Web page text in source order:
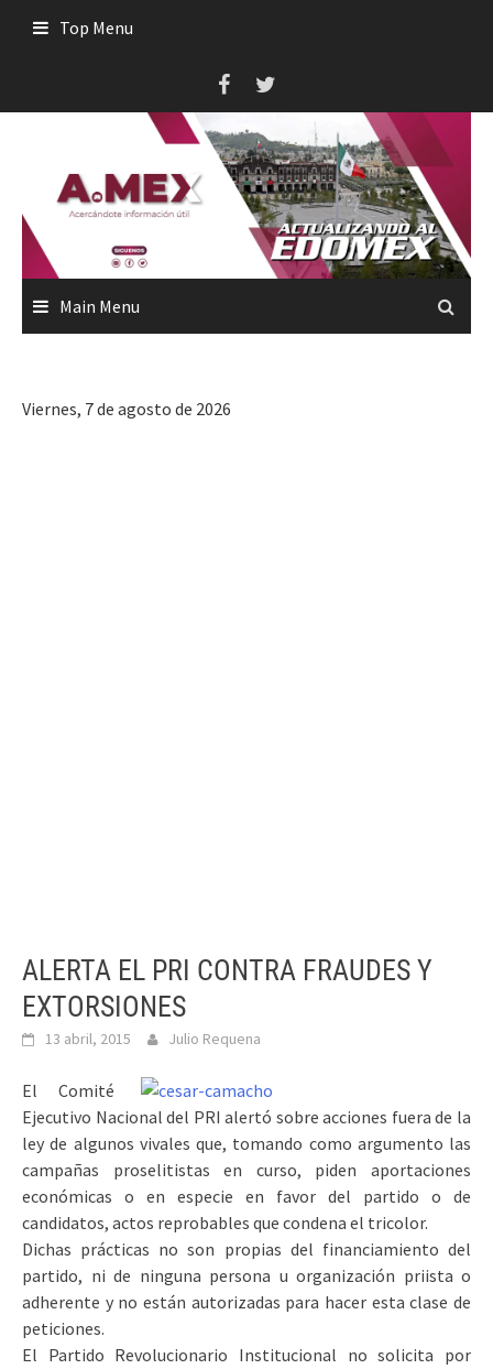
Top Menu
Main Menu
Viernes, 7 de agosto de 2026
ALERTA EL PRI CONTRA FRAUDES Y
EXTORSIONES
13 abril, 2015 Julio Requena
El Comité
Ejecutivo Nacional del PRI alertó sobre acciones fuera de la
ley de algunos vivales que, tomando como argumento las
campañas proselitistas en curso, piden aportaciones
económicas o en especie en favor del partido o de
candidatos, actos reprobables que condena el tricolor.
Dichas prácticas no son propias del financiamiento del
partido, ni de ninguna persona u organización priista o
adherente y no están autorizadas para hacer esta clase de
peticiones.
El Partido Revolucionario Institucional no solicita por